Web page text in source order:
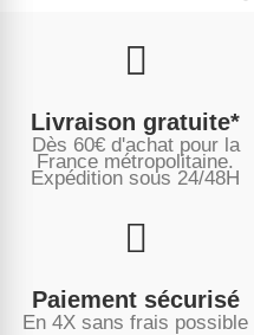
Livraison gratuite*
Dès 60€ d'achat pour la
France métropolitaine.
Expédition sous 24/48H
Paiement sécurisé
En 4X sans frais possible